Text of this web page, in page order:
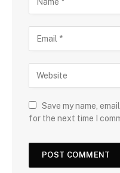
Save my name,
for the next time I